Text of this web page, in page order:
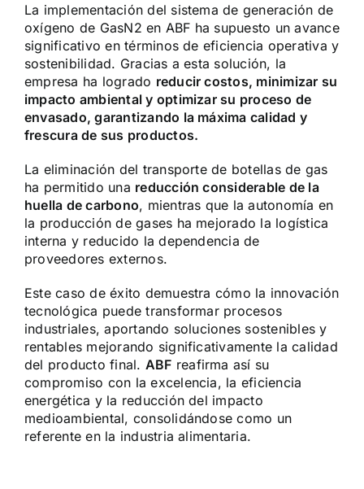
La implementación del sistema de generación de
oxígeno de GasN2 en ABF ha supuesto un avance
significativo en términos de eficiencia operativa y
sostenibilidad. Gracias a esta solución, la
empresa ha logrado reducir costos, minimizar su
impacto ambiental y optimizar su proceso de
envasado, garantizando la máxima calidad y
frescura de sus productos.
La eliminación del transporte de botellas de gas
ha permitido una reducción considerable de la
huella de carbono, mientras que la autonomía en
la producción de gases ha mejorado la logística
interna y reducido la dependencia de
proveedores externos.
Este caso de éxito demuestra cómo la innovación
tecnológica puede transformar procesos
industriales, aportando soluciones sostenibles y
rentables mejorando significativamente la calidad
del producto final. ABF reafirma así su
compromiso con la excelencia, la eficiencia
energética y la reducción del impacto
medioambiental, consolidándose como un
referente en la industria alimentaria.